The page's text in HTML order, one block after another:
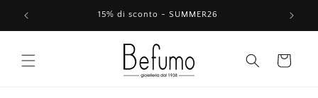
direttamente
ai contenuti
15% di sconto - SUMMER26
Carrello